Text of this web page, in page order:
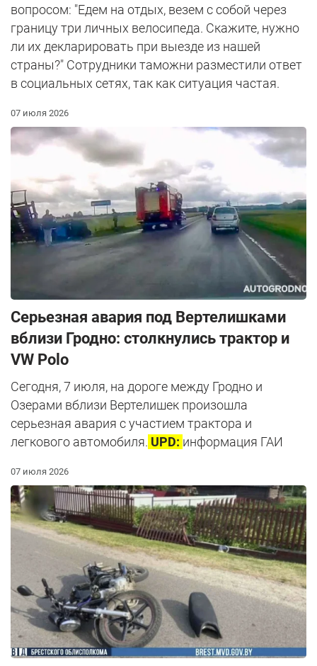
вопросом: "Едем на отдых, везем с собой через
границу три личных велосипеда. Скажите, нужно
ли их декларировать при выезде из нашей
страны?" Сотрудники таможни разместили ответ
в социальных сетях, так как ситуация частая.
07 июля 2026
Серьезная авария под Вертелишками
вблизи Гродно: столкнулись трактор и
VW Polo
Сегодня, 7 июля, на дороге между Гродно и
Озерами вблизи Вертелишек произошла
серьезная авария с участием трактора и
легкового автомобиля. UPD: информация ГАИ
07 июля 2026